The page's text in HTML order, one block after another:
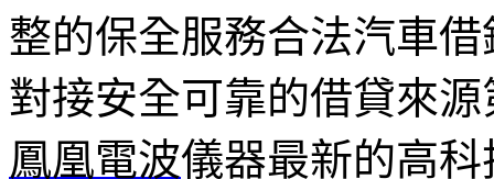
整的保全服務合法汽車
對接安全可靠的借貸來
鳳凰電波儀器最新的高